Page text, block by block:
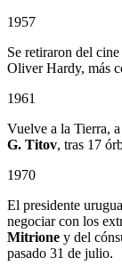
1957
Se retiraron del
Oliver Hardy, más
1961
Vuelve a la Tierra,
G. Titov, tras 17
1970
El presidente
negociar con los
Mitrione y del
pasado 31 de julio.